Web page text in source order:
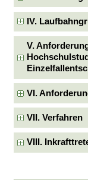
IV.
V.
VI.
VII. Verfahren
VIII.